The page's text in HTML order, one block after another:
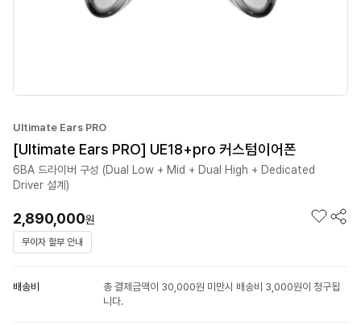
Ultimate Ears PRO
[Ultimate Ears PRO] UE18+pro 커스텀이어폰
6BA 드라이버 구성 (Dual Low + Mid + Dual High + Dedicated
Driver 설계)
2,890,000원
무이자 할부 안내
배송비
총 결제금액이 30,000원 미만시 배송비 3,000원이 청구됩
니다.